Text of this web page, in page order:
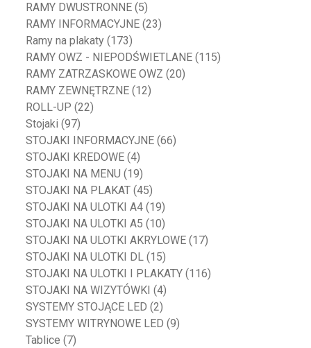
RAMY DWUSTRONNE (5)
RAMY INFORMACYJNE (23)
Ramy na plakaty (173)
RAMY OWZ - NIEPODŚWIETLANE (115)
RAMY ZATRZASKOWE OWZ (20)
RAMY ZEWNĘTRZNE (12)
ROLL-UP (22)
Stojaki (97)
STOJAKI INFORMACYJNE (66)
STOJAKI KREDOWE (4)
STOJAKI NA MENU (19)
STOJAKI NA PLAKAT (45)
STOJAKI NA ULOTKI A4 (19)
STOJAKI NA ULOTKI A5 (10)
STOJAKI NA ULOTKI AKRYLOWE (17)
STOJAKI NA ULOTKI DL (15)
STOJAKI NA ULOTKI I PLAKATY (116)
STOJAKI NA WIZYTÓWKI (4)
SYSTEMY STOJĄCE LED (2)
SYSTEMY WITRYNOWE LED (9)
Tablice (7)